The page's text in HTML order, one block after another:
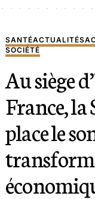
SANTÉACTUALITÉS
SOCIÉTÉ
Au siège
France, la
place le